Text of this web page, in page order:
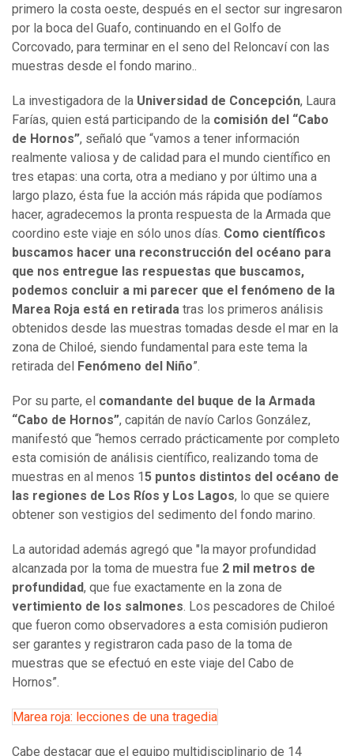
primero la costa oeste, después en el sector sur ingresaron
por la boca del Guafo, continuando en el Golfo de
Corcovado, para terminar en el seno del Reloncaví con las
muestras desde el fondo marino..
La investigadora de la Universidad de Concepción, Laura
Farías, quien está participando de la comisión del “Cabo
de Hornos”, señaló que “vamos a tener información
realmente valiosa y de calidad para el mundo científico en
tres etapas: una corta, otra a mediano y por último una a
largo plazo, ésta fue la acción más rápida que podíamos
hacer, agradecemos la pronta respuesta de la Armada que
coordino este viaje en sólo unos días. Como científicos
buscamos hacer una reconstrucción del océano para
que nos entregue las respuestas que buscamos,
podemos concluir a mi parecer que el fenómeno de la
Marea Roja está en retirada tras los primeros análisis
obtenidos desde las muestras tomadas desde el mar en la
zona de Chiloé, siendo fundamental para este tema la
retirada del
Fenómeno del Niño”.
Por su parte, el comandante del buque de la Armada
“Cabo de Hornos”, capitán de navío Carlos González,
manifestó que “hemos cerrado prácticamente por completo
esta comisión de análisis científico, realizando toma de
muestras en al menos 15 puntos distintos del océano de
las regiones de Los Ríos y Los Lagos, lo que se quiere
obtener son vestigios del sedimento del fondo marino.
La autoridad además agregó que "la mayor profundidad
alcanzada por la toma de muestra fue 2 mil metros de
profundidad, que fue exactamente en la zona de
vertimiento de los salmones. Los pescadores de Chiloé
que fueron como observadores a esta comisión pudieron
ser garantes y registraron cada paso de la toma de
muestras que se efectuó en este viaje del Cabo de
Hornos”.
Marea roja: lecciones de una tragedia
Cabe destacar que el equipo multidisciplinario de 14